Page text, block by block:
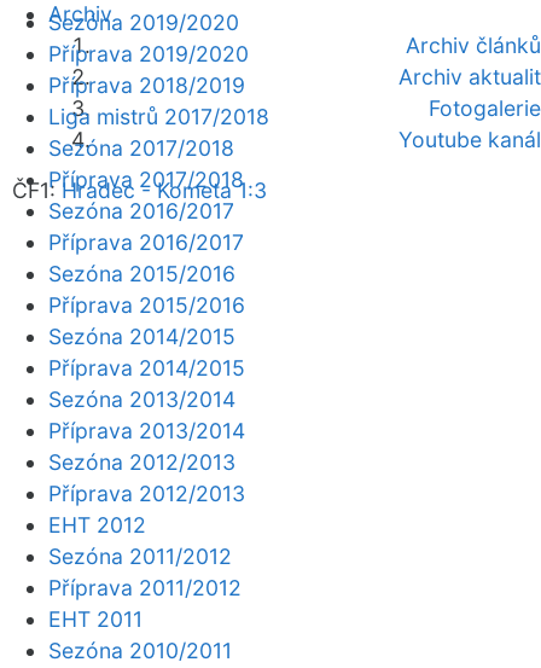
Archiv
Archiv článků
Archiv aktualit
Fotogalerie
Youtube kanál
ČF1: Hradec - Kometa 1:3
Sezóna 2019/2020
Příprava 2019/2020
Příprava 2018/2019
Liga mistrů 2017/2018
Sezóna 2017/2018
Příprava 2017/2018
Sezóna 2016/2017
Příprava 2016/2017
Sezóna 2015/2016
Příprava 2015/2016
Sezóna 2014/2015
Příprava 2014/2015
Sezóna 2013/2014
Příprava 2013/2014
Sezóna 2012/2013
Příprava 2012/2013
EHT 2012
Sezóna 2011/2012
Příprava 2011/2012
EHT 2011
Sezóna 2010/2011